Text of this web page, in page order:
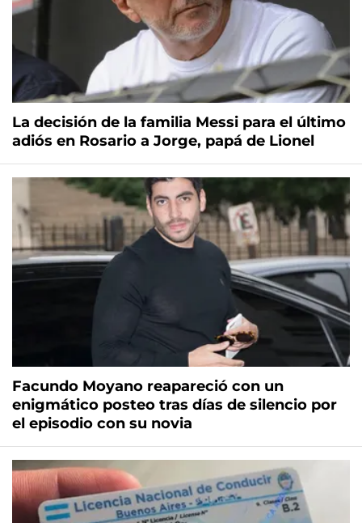
La decisión de la familia Messi para el último
adiós en Rosario a Jorge, papá de Lionel
Facundo Moyano reapareció con un
enigmático posteo tras días de silencio por
el episodio con su novia